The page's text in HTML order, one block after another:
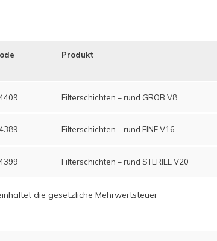
Produkt
Filterschichten – rund GROB V8
Filterschichten – rund FINE V16
Filterschichten – rund STERILE V20
die gesetzliche Mehrwertsteuer